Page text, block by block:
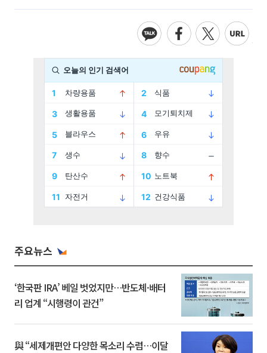
주요뉴스
‘한국판 IRA’ 베일 벗었지만…반도체·배터
리 업계 “시행령이 관건”
與 “세제개편안 다양한 목소리 수렴…이달